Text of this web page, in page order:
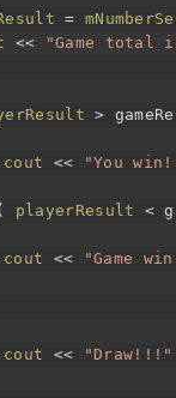
=
<< "Game total
>
cout << "You
playerResult <
cout << "Game
cout << "Draw!!!"